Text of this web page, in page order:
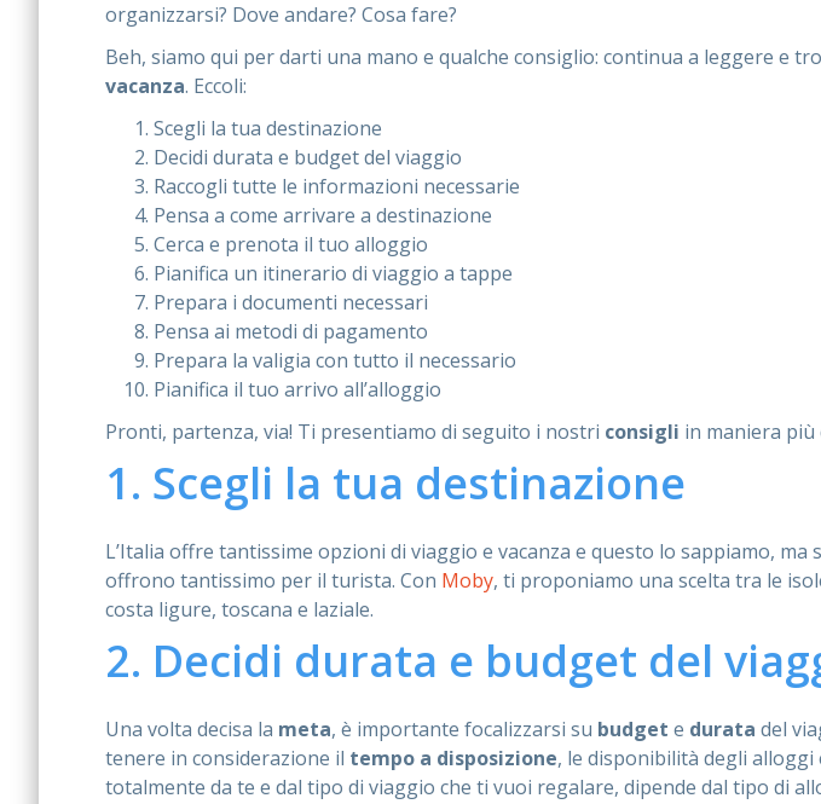
organizzarsi? Dove andare? Cosa fare?
Beh, siamo qui per darti una mano e qualche consiglio: continua a leggere e
vacanza. Eccoli:
Scegli la tua destinazione
Decidi durata e budget del viaggio
Raccogli tutte le informazioni necessarie
Pensa a come arrivare a destinazione
Cerca e prenota il tuo alloggio
Pianifica un itinerario di viaggio a tappe
Prepara i documenti necessari
Pensa ai metodi di pagamento
Prepara la valigia con tutto il necessario
Pianifica il tuo arrivo all’alloggio
Pronti, partenza, via! Ti presentiamo di seguito i nostri consigli in maniera più
1. Scegli la tua destinazione
L’Italia offre tantissime opzioni di viaggio e vacanza e questo lo sappiamo,
offrono tantissimo per il turista. Con Moby, ti proponiamo una scelta tra le
costa ligure, toscana e laziale.
2. Decidi durata e budget del
Una volta decisa la meta, è importante focalizzarsi su budget e durata del
tenere in considerazione il tempo a disposizione, le disponibilità degli
totalmente da te e dal tipo di viaggio che ti vuoi regalare, dipende dal tipo di